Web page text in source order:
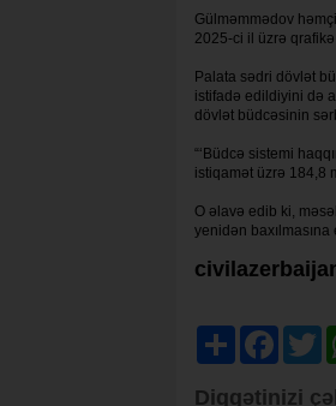
Gülməmmədov
2025-ci il üzrə
Palata sədri dövlət
istifadə edildiyini də
dövlət büdcəsinin
“‘Büdcə sistemi
istiqamət üzrə 184,8
O əlavə edib ki,
yenidən baxılmasına
Share
Diqqətinizi